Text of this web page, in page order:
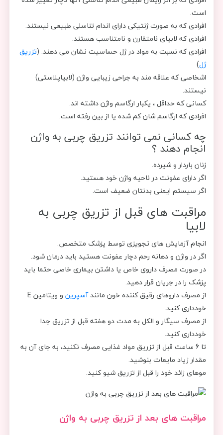
است.
افرادی که به صورت ژنتیکی دارای اندام تناسلی طبیعی نیستند.
افرادی که لابیای نامتقارن و نامتناسب هستند.
افرادی که نسبت به مواد در ژل حساسیت نشان می دهند. (تزریق
ژل)
اشخاصی که علاقه مند به جراحی زیبایی واژن (لابیاپلاستی)
نیستند.
کسانی که حداقل ، یکبار ارگاسم واژن داشته اند.
افرادی که ارگاسم شان کم شده یا از بین رفته است.
چه کسانی نمی توانند تزریق چربی به واژن
انجام دهند ؟
زنان باردار و شیرده.
اگر دارای عفونت در ناحیه واژن خود هستید.
اگر سیستم ایمنی بدنتان ضعیف است.
مراقبت های قبل از تزریق چربی به
لابیا
انجام آزمایش های تجویزی توسط پزشک متخصص.
اگر در واژن و دهانه رحم دچار عفونت هستید باید درمان شود.
در صورت مصرف داروی خاص یا داشتن بیماری خاصی حتما باید
پزشک را در جریان قرار دهید.
از مصرف داروهای رقیق کننده خون مانندآسپرین
و ویتامین E
خودداری کنید.
از مصرف سیگار و الکل به مدت دو هفته قبل از تزریق جدا
خودداری کنید.
تا 6 ساعت قبل از تزریق مواد غذایی مصرف نکنید، به جای آن به
مقدار زیاد مایعات بنوشید.
موهای زائد خود را قبل از تزریق شیو کنید.
مراقبت های بعد از تزریق چربی به واژن